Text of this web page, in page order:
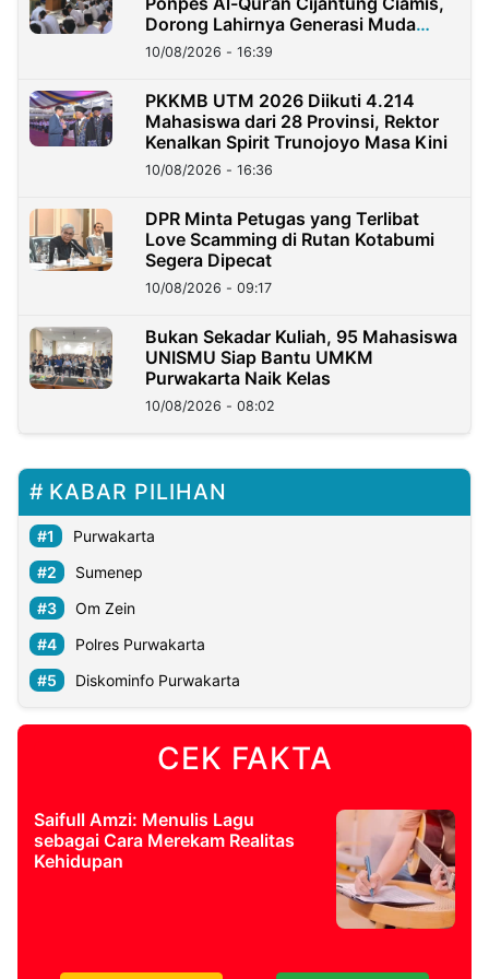
Dorong Lahirnya Generasi Muda
Berkarakter
10/08/2026 - 16:39
PKKMB UTM 2026 Diikuti 4.214
Mahasiswa dari 28 Provinsi, Rektor
Kenalkan Spirit Trunojoyo Masa Kini
10/08/2026 - 16:36
DPR Minta Petugas yang Terlibat
Love Scamming di Rutan Kotabumi
Segera Dipecat
10/08/2026 - 09:17
Bukan Sekadar Kuliah, 95 Mahasiswa
UNISMU Siap Bantu UMKM
Purwakarta Naik Kelas
10/08/2026 - 08:02
KABAR PILIHAN
Purwakarta
Sumenep
Om Zein
Polres Purwakarta
Diskominfo Purwakarta
CEK FAKTA
Saifull Amzi: Menulis Lagu
sebagai Cara Merekam Realitas
Kehidupan